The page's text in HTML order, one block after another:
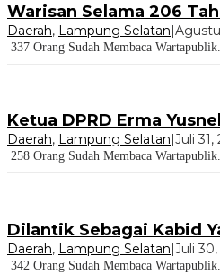
Warisan Selama 206
Daerah, Lampung Selatan|
337 Orang Sudah Membaca
Ketua DPRD Erma
Daerah, Lampung Selatan Juli 31,
258 Orang Sudah Membaca
Dilantik Sebagai Kabid
Daerah, Lampung Selatan Juli
342 Orang Sudah Membaca